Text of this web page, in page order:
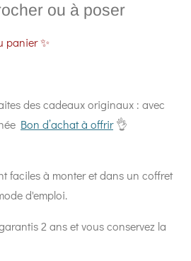
ou à poser
panier ✨
des cadeaux originaux : avec
Bon d’achat à offrir👌
faciles à monter et dans un coffret
d'emploi.
2 ans et vous conservez la